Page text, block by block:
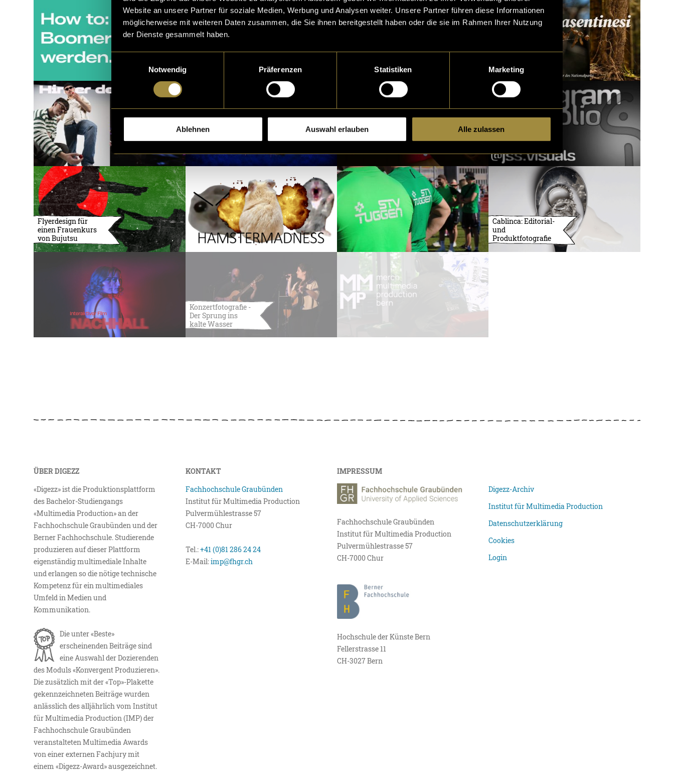
Website an unsere Partner für soziale Medien, Werbung und Analysen weiter. Unsere Partner führen diese Informationen
möglicherweise mit weiteren Daten zusammen, die Sie ihnen bereitgestellt haben oder die sie im Rahmen Ihrer Nutzung
der Dienste gesammelt haben.
Notwendig
Präferenzen Statistiken Marketing
Ablehnen Auswahl erlauben Alle zulassen
Flyerdesign für
einen Frauenkurs
von Bujutsu
Cablinca: Editorial-
und
Produktfotografie
Konzertfotografie -
Der Sprung ins
kalte Wasser
ÜBER DIGEZZ
«Digezz» ist die Produktionsplattform
des Bachelor-Studiengangs
«Multimedia Production» an der
Fachhochschule Graubünden und der
Berner Fachhochschule. Studierende
produzieren auf dieser Plattform
eigenständig multimediale Inhalte
und erlangen so die nötige technische
Kompetenz für ein multimediales
Umfeld in Medien und
Kommunikation.
Die unter «Beste»
erscheinenden Beiträge sind
eine Auswahl der Dozierenden
des Moduls «Konvergent Produzieren».
Die zusätzlich mit der «Top»-Plakette
gekennzeichneten Beiträge wurden
anlässlich des alljährlich vom Institut
für Multimedia Production (IMP) der
Fachhochschule Graubünden
veranstalteten Multimedia Awards
von einer externen Fachjury mit
einem «Digezz-Award» ausgezeichnet.
KONTAKT
Fachhochschule Graubünden
Institut für Multimedia Production
Pulvermühlestrasse 57
CH-7000 Chur
Tel.:+41 (0)81 286 24 24
E-Mail:imp@fhgr.ch
IMPRESSUM
Fachhochschule Graubünden
Institut für Multimedia Production
Pulvermühlestrasse 57
CH-7000 Chur
Hochschule der Künste Bern
Fellerstrasse 11
CH-3027 Bern
Digezz-Archiv
Institut für Multimedia Production
Datenschutzerklärung
Cookies
Login